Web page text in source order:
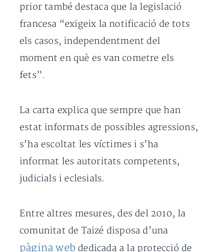
prior també destaca que la legislació
francesa “exigeix la notificació de tots
els casos, independentment del
moment en què es van cometre els
fets”.
La carta explica que sempre que han
estat informats de possibles agressions,
s’ha escoltat les víctimes i s’ha
informat les autoritats competents,
judicials i eclesials.
Entre altres mesures, des del 2010, la
comunitat de Taizé disposa d’una
pàgina web dedicada a la protecció de